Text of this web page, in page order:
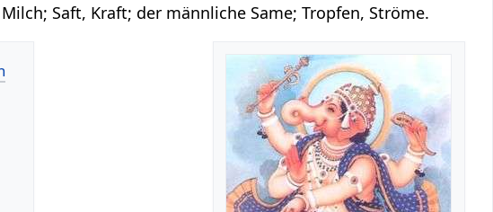
Saft, Kraft; der männliche Same; Tropfen, Ströme.